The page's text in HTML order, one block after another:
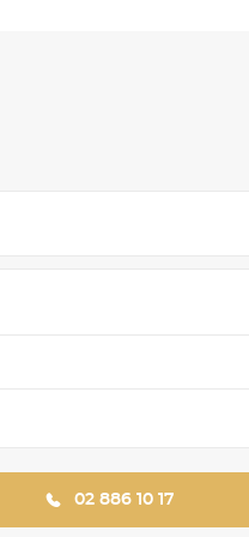
02 886 10 17